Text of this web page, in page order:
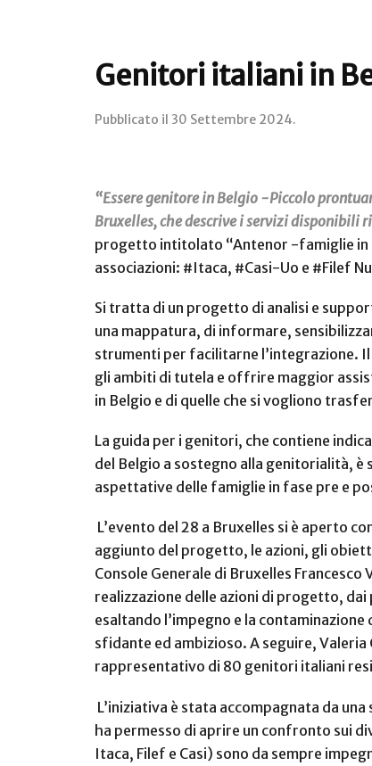
Genitori italiani in
Pubblicato il 30 Settembre 2024.
“Essere genitore in Belgio -Piccolo
Bruxelles, che descrive i servizi disponibili
progetto intitolato “Antenor -famiglie in
associazioni: #Itaca, #Casi-Uo e #Filef
Si tratta di un progetto di analisi e
una mappatura, di informare,
strumenti per facilitarne l’integrazione.
gli ambiti di tutela e offrire maggior
in Belgio e di quelle che si vogliono
La guida per i genitori, che contiene
del Belgio a sostegno alla genitorialità,
aspettative delle famiglie in fase pre e
L’evento del 28 a Bruxelles si è aperto
aggiunto del progetto, le azioni, gli
Console Generale di Bruxelles
realizzazione delle azioni di progetto,
esaltando l’impegno e la
sfidante ed ambizioso. A seguire, Valeria
rappresentativo di 80 genitori italiani
L’iniziativa è stata accompagnata da
ha permesso di aprire un confronto sui
Itaca, Filef e Casi) sono da sempre